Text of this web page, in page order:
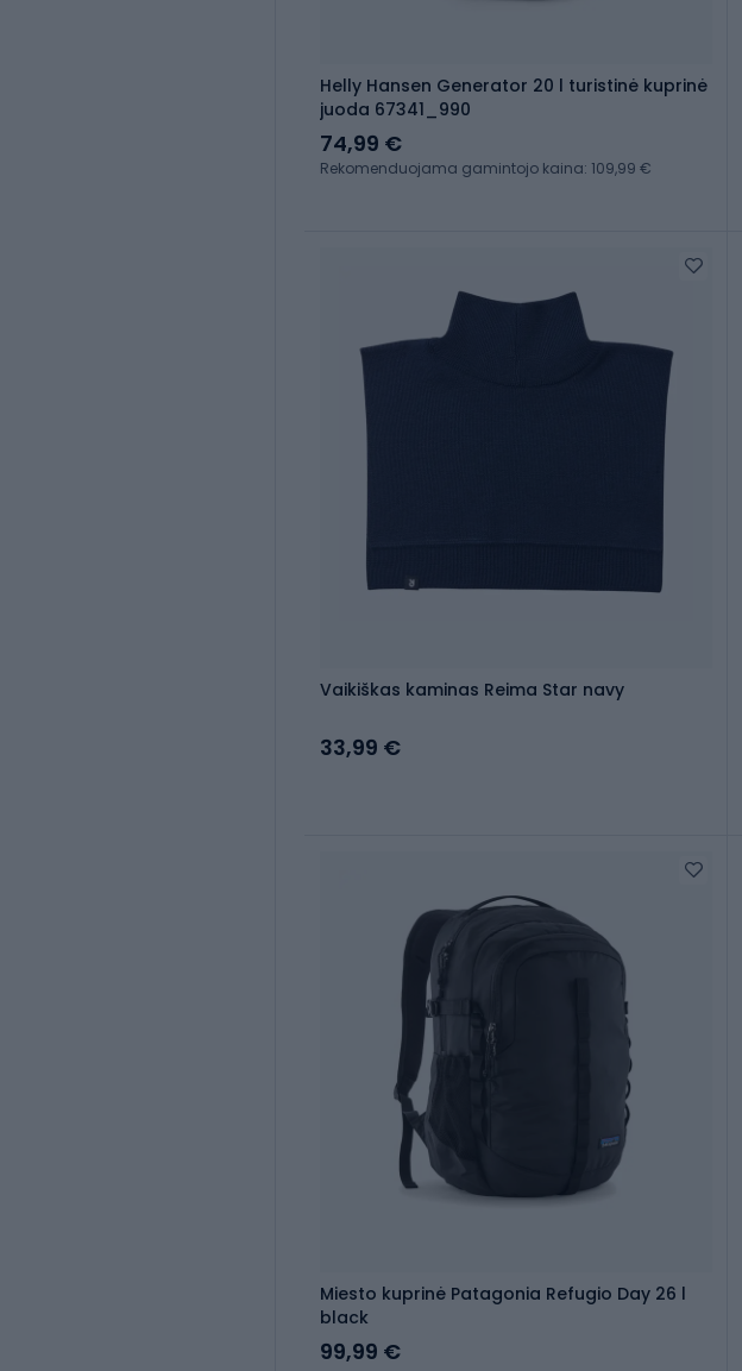
Helly Hansen Generator 20 l turistinė kuprinė
juoda 67341_990
74,99 €
Rekomenduojama gamintojo kaina: 109,99 €
Vaikiškas kaminas Reima Star navy
33,99 €
Miesto kuprinė Patagonia Refugio Day 26 l
black
99,99 €